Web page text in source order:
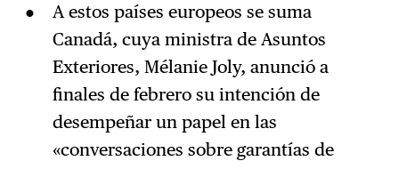
A estos países europeos se suma
Canadá, cuya ministra de Asuntos
Exteriores, Mélanie Joly, anunció a
finales de febrero su intención de
desempeñar un papel en las
«conversaciones sobre garantías de